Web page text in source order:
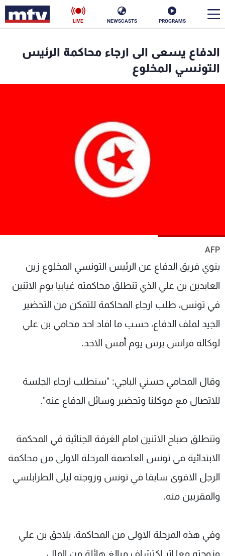
PROGRAMS
NEWSCASTS
LIVE
الدفاع يسعى الى ارجاء محاكمة الرئيس
التونسي المخلوع
AFP
ينوي فريق الدفاع عن الرئيس التونسي المخلوع زين
العابدين بن علي الذي تنطلق محاكمته غيابيا يوم الاثنين
في تونس، طلب ارجاء المحاكمة للتمكن من التحضير
الجيد لملف الدفاع، حسب ما افاد احد محامي بن علي
لوكالة فرانس برس يوم أمس الاحد.
وقال المحامي حسني الباجي: "سنطلب ارجاء الجلسة
للاتصال مع موكلنا وتحضير وسائل الدفاع عنه".
وتنطلق صباح الاثنين امام الغرفة الجنائية في المحكمة
الابتدائية في تونس العاصمة المرحلة الاولى من محاكمة
الرجل الاقوى سابقا في تونس وزوجته ليلى الطرابلسي
والمقربين منه.
وفي هذه المرحلة الاولى من المحاكمة، يلاحق بن علي
وزوجته معا اثر اكتشاف مبالغ هائلة من المال
الأخبار
رياضة
شاهد البرامج
الترددات
عن MTV
لاعلاناتكم
وظائف
تواصل معنا
شروط الإسـتخدام